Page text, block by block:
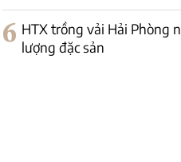
6 HTX trồng vải Hải Phòng
lượng đặc sản